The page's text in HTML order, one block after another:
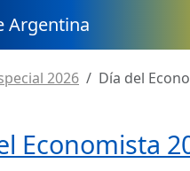
Argentina
2026 Día del
Economista